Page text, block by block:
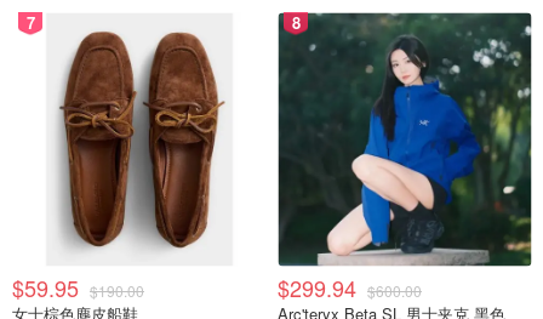
7
$59.95 $190.00
女士棕色麂皮船鞋
8
$299.94 $600.00
Arc'teryx Beta SL 男士夹克 黑色